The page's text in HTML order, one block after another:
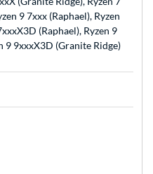
9 7xxx (Raphael), Ryzen
(Raphael), Ryzen 9
9 9xxxX3D (Granite Ridge)